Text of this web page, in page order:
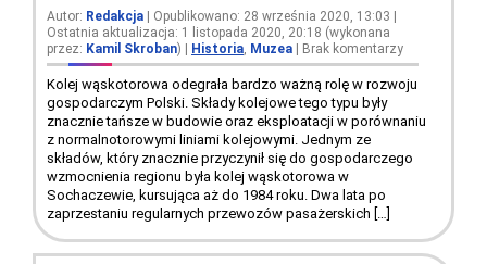
Autor: Redakcja | Opublikowano: 28 września 2020, 13:03 |
Ostatnia aktualizacja: 1 listopada 2020, 20:18 (wykonana
przez: Kamil Skroban) Historia, Muzea Brak komentarzy
Kolej wąskotorowa odegrała bardzo ważną rolę w rozwoju
gospodarczym Polski. Składy kolejowe tego typu były
znacznie tańsze w budowie oraz eksploatacji w porównaniu
z normalnotorowymi liniami kolejowymi. Jednym ze
składów, który znacznie przyczynił się do gospodarczego
wzmocnienia regionu była kolej wąskotorowa w
Sochaczewie, kursująca aż do 1984 roku. Dwa lata po
zaprzestaniu regularnych przewozów pasażerskich […]